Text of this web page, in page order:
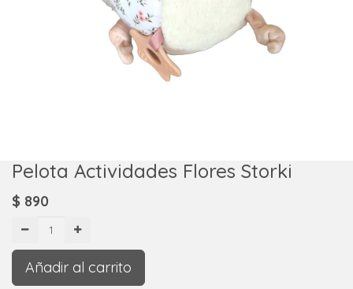
Pelota Actividades Flores Storki
$ 890
Añadir al carrito